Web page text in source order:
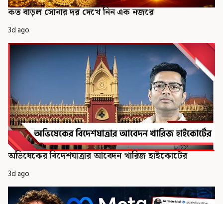
কত বাড়ল সোনার দর দেখে নিন এক নজরে
3d ago
অভিষেকের বিদেশযাত্রার আবেদন খারিজ হাইকোর্টের
3d ago